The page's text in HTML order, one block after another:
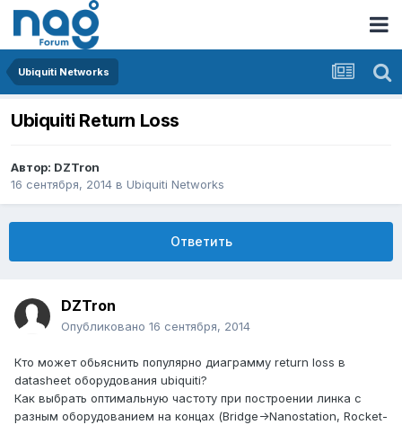
Ubiquiti Networks
Ubiquiti Return Loss
Автор: DZTron
16 сентября, 2014 в Ubiquiti Networks
Ответить
DZTron
Опубликовано 16 сентября, 2014
Кто может обьяснить популярно диаграмму return loss в
datasheet оборудования ubiquiti?
Как выбрать оптимальную частоту при построении линка с
разным оборудованием на концах (Bridge->Nanostation, Rocket-